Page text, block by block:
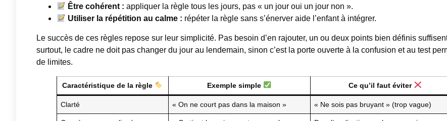
Être cohérent : appliquer la règle tous les jours, pas « un jour oui un jour non ».
Utiliser la répétition au calme : répéter la règle sans s’énerver aide l’enfant à intégrer.
Le succès de ces règles repose sur leur simplicité. Pas besoin d’en rajouter, un ou deux points bien définis
surtout, le cadre ne doit pas changer du jour au lendemain, sinon c’est la porte ouverte à la confusion et au test
de limites.
Caractéristique de la règle Exemple simple Ce qu’il faut éviter
Clarté « On ne court pas dans la maison » « Ne sois pas bruyant » (trop vague)